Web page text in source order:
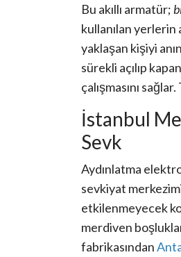
Bu akıllı armatür;
kullanılan
yaklaşan kişiyi
sürekli açılıp
çalışmasını
İstanbul
Sevk
Aydınlatma
sevkiyat
etkilenmeyecek
merdiven
fabrikasından